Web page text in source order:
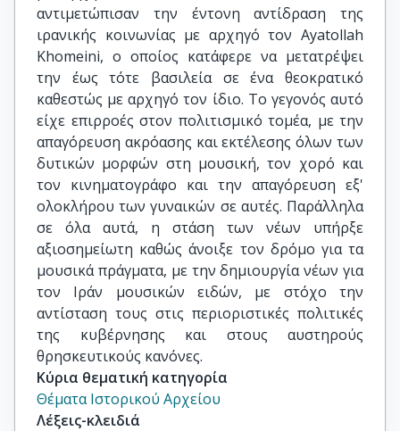
αντιμετώπισαν την έντονη αντίδραση της
ιρανικής κοινωνίας με αρχηγό τον Ayatollah
Khomeini, ο οποίος κατάφερε να μετατρέψει
την έως τότε βασιλεία σε ένα θεοκρατικό
καθεστώς με αρχηγό τον ίδιο. Το γεγονός αυτό
είχε επιρροές στον πολιτισμικό τομέα, με την
απαγόρευση ακρόασης και εκτέλεσης όλων των
δυτικών μορφών στη μουσική, τον χορό και
τον κινηματογράφο και την απαγόρευση εξ'
ολοκλήρου των γυναικών σε αυτές. Παράλληλα
σε όλα αυτά, η στάση των νέων υπήρξε
αξιοσημείωτη καθώς άνοιξε τον δρόμο για τα
μουσικά πράγματα, με την δημιουργία νέων για
τον Ιράν μουσικών ειδών, με στόχο την
αντίσταση τους στις περιοριστικές πολιτικές
της κυβέρνησης και στους αυστηρούς
θρησκευτικούς κανόνες.
Κύρια θεματική κατηγορία
Θέματα Ιστορικού Αρχείου
Λέξεις-κλειδιά